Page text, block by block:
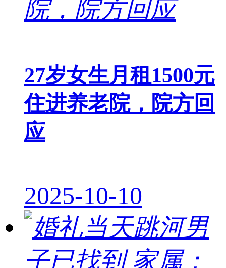
27岁女生月租1500元
住进养老院，院方回
应
2025-10-10